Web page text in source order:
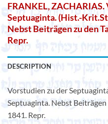
FRANKEL,
Septuaginta. (Hist.-
Nebst Beiträgen zu den
Repr.
DESCRIPTION
Vorstudien zu der
Septuaginta. Nebst Beiträgen
1841. Repr.